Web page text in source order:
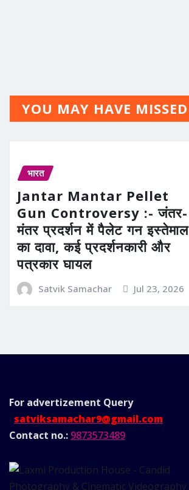
YOU MAY HAVE MISSED
भारत
Jantar Mantar Pellet
Gun Controversy :- जंतर-
मंतर प्रदर्शन में पैलेट गन इस्तेमाल
का दावा, कई प्रदर्शनकारी और
पत्रकार घायल
Satvik Samachar Jul 23, 2026
For advertizement Query
satviksamachar9@gmail.com
Contact no.: 9873573489